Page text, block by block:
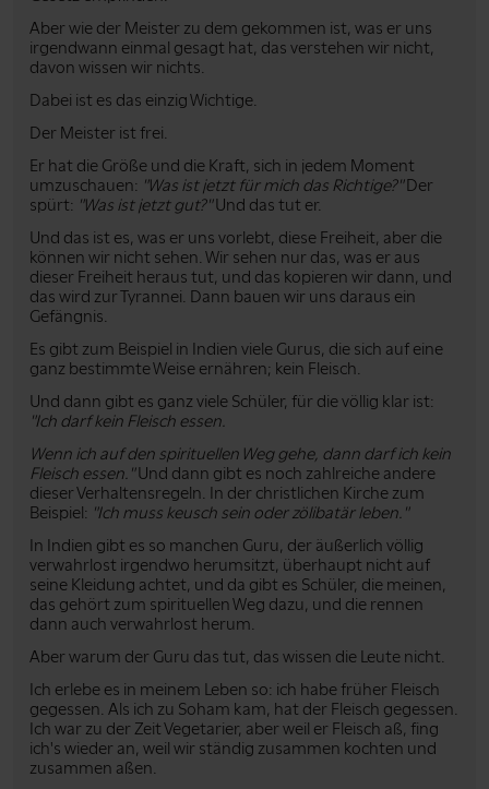
Aber wie der Meister zu dem gekommen ist, was er uns
irgendwann einmal gesagt hat, das verstehen wir nicht,
davon wissen wir nichts.
Dabei ist es das einzig Wichtige.
Der Meister ist frei.
Er hat die Größe und die Kraft, sich in jedem Moment
umzuschauen: "Was ist jetzt für mich das Richtige?"Der
spürt: "Was ist jetzt gut?"Und das tut er.
Und das ist es, was er uns vorlebt, diese Freiheit, aber die
können wir nicht sehen. Wir sehen nur das, was er aus
dieser Freiheit heraus tut, und das kopieren wir dann, und
das wird zur Tyrannei. Dann bauen wir uns daraus ein
Gefängnis.
Es gibt zum Beispiel in Indien viele Gurus, die sich auf eine
ganz bestimmte Weise ernähren; kein Fleisch.
Und dann gibt es ganz viele Schüler, für die völlig klar ist:
"Ich darf kein Fleisch essen.
Wenn ich auf den spirituellen Weg gehe, dann darf ich kein
Fleisch essen."Und dann gibt es noch zahlreiche andere
dieser Verhaltensregeln. In der christlichen Kirche zum
Beispiel: "Ich muss keusch sein oder zölibatär leben."
In Indien gibt es so manchen Guru, der äußerlich völlig
verwahrlost irgendwo herumsitzt, überhaupt nicht auf
seine Kleidung achtet, und da gibt es Schüler, die meinen,
das gehört zum spirituellen Weg dazu, und die rennen
dann auch verwahrlost herum.
Aber warum der Guru das tut, das wissen die Leute nicht.
Ich erlebe es in meinem Leben so: ich habe früher Fleisch
gegessen. Als ich zu Soham kam, hat der Fleisch gegessen.
Ich war zu der Zeit Vegetarier, aber weil er Fleisch aß, fing
ich's wieder an, weil wir ständig zusammen kochten und
zusammen aßen.